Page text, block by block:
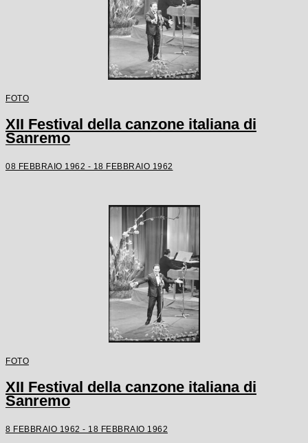
FOTO
XII Festival della canzone italiana di
Sanremo
08 FEBBRAIO 1962 - 18 FEBBRAIO 1962
FOTO
XII Festival della canzone italiana di
Sanremo
8 FEBBRAIO 1962 - 18 FEBBRAIO 1962